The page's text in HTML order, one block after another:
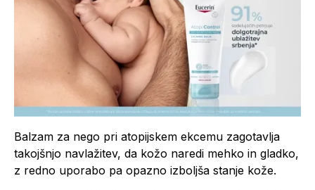
Balzam za nego pri atopijskem ekcemu zagotavlja
takojšnjo navlažitev, da kožo naredi mehko in gladko,
z redno uporabo pa opazno izboljša stanje kože.